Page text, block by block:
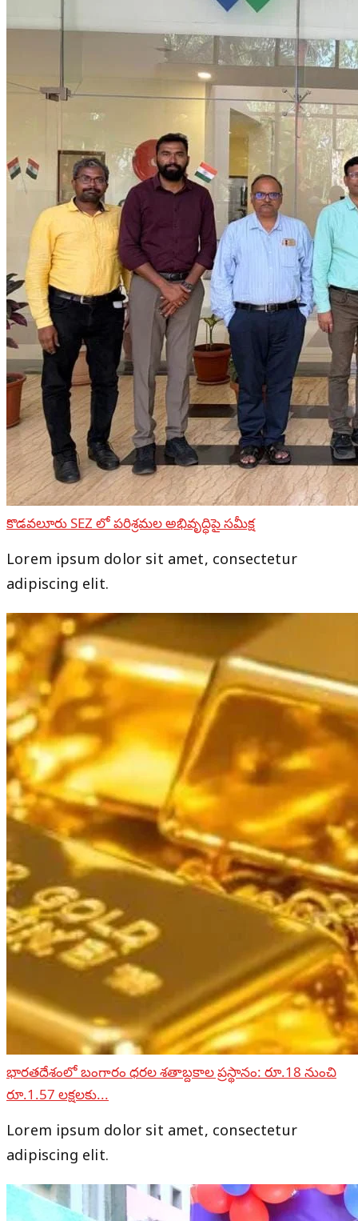
కొడవలూరు SEZ లో పరిశ్రమల అభివృద్ధిపై సమీక్ష
Lorem ipsum dolor sit amet, consectetur
adipiscing elit.
భారతదేశంలో బంగారం ధరల శతాబ్దకాల ప్రస్థానం: రూ.18 నుంచి
రూ.1.57 లక్షలకు...
Lorem ipsum dolor sit amet, consectetur
adipiscing elit.